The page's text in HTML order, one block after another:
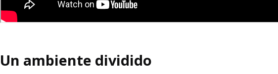
Un ambiente dividido